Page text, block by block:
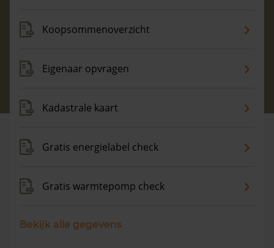
Koopsommenoverzicht
Eigenaar opvragen
Kadastrale kaart
Gratis energielabel check
Gratis warmtepomp check
Bekijk alle gegevens